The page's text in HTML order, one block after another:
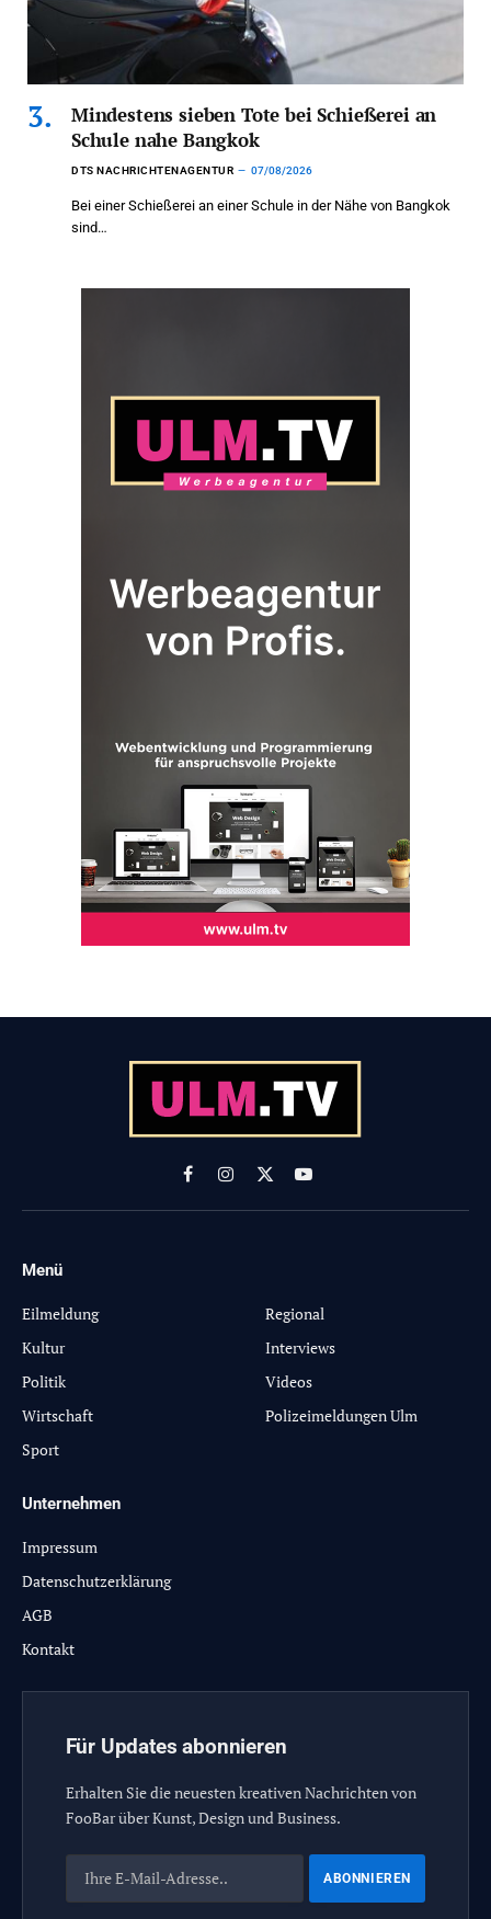
Mindestens sieben Tote bei Schießerei an
Schule nahe Bangkok
DTS NACHRICHTENAGENTUR 07/08/2026
Bei einer Schießerei an einer Schule in der Nähe von Bangkok
sind…
FacebookInstagram
X
(Twitter)
YouTube
Menü
Eilmeldung
Kultur
Politik
Wirtschaft
Sport
Regional
Interviews
Videos
Polizeimeldungen Ulm
Unternehmen
Impressum
Datenschutzerklärung
AGB
Kontakt
Für Updates abonnieren
Erhalten Sie die neuesten kreativen Nachrichten von
FooBar über Kunst, Design und Business.